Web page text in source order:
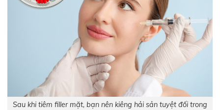
Sau khi tiêm filler mặt, bạn nên kiêng hải sản tuyệt đối trong